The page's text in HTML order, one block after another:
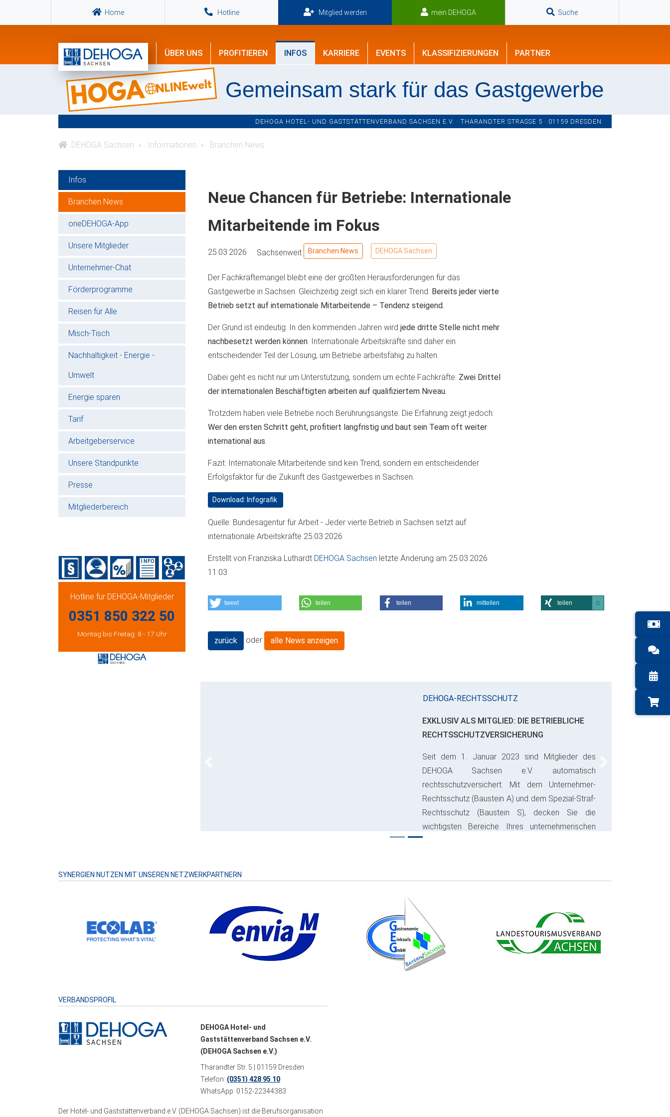
Home Hotline Mitglied werden mein DEHOGA Suche
ÜBER UNS PROFITIEREN INFOS KARRIERE EVENTS KLASSIFIZIERUNGEN PARTNER
Gemeinsam stark für das Gastgewerbe
DEHOGA HOTEL- UND GASTSTÄTTENVERBAND SACHSEN E.V. · THARANDTER STRASSE 5 · 01159 DRESDEN
DEHOGA Sachsen Informationen Branchen News
Infos
Branchen News
oneDEHOGA-App
Unsere Mitglieder
Unternehmer-Chat
Förderprogramme
Reisen für Alle
Misch-Tisch
Nachhaltigkeit - Energie -
Umwelt
Energie sparen
Tarif
Arbeitgeberservice
Unsere Standpunkte
Presse
Mitgliederbereich
Hotline für DEHOGA-Mitglieder
0351 850 322 50
Montag bis Freitag: 8 - 17 Uhr
Neue Chancen für Betriebe: Internationale
Mitarbeitende im Fokus
25.03.2026 Sachsenweit Branchen News DEHOGA Sachsen
Der Fachkräftemangel bleibt eine der größten Herausforderungen für das
Gastgewerbe in Sachsen. Gleichzeitig zeigt sich ein klarer Trend: Bereits jeder vierte
Betrieb setzt auf internationale Mitarbeitende – Tendenz steigend.
Der Grund ist eindeutig: In den kommenden Jahren wird jede dritte Stelle nicht mehr
nachbesetzt werden können . Internationale Arbeitskräfte sind daher ein
entscheidender Teil der Lösung, um Betriebe arbeitsfähig zu halten.
Dabei geht es nicht nur um Unterstützung, sondern um echte Fachkräfte: Zwei Drittel
der internationalen Beschäftigten arbeiten auf qualifiziertem Niveau.
Trotzdem haben viele Betriebe noch Berührungsängste. Die Erfahrung zeigt jedoch:
Wer den ersten Schritt geht, profitiert langfristig und baut sein Team oft weiter
international aus
Fazit: Internationale Mitarbeitende sind kein Trend, sondern ein entscheidender
Erfolgsfaktor für die Zukunft des Gastgewerbes in Sachsen.
Download: Infografik
Quelle: Bundesagentur für Arbeit - Jeder vierte Betrieb in Sachsen setzt auf
internationale Arbeitskräfte 25.03.2026
Erstellt von Franziska Luthardt DEHOGA Sachsen letzte Änderung am 25.03.2026
11:03
tweet teilen teilen mitteilen teilen 0
zurück oder alle News anzeigen
DEHOGA-RECHTSSCHUTZ
EXKLUSIV ALS MITGLIED: DIE BETRIEBLICHE
RECHTSSCHUTZVERSICHERUNG
Seit dem 1. Januar 2023 sind Mitglieder des
DEHOGA Sachsen e.V. automatisch
rechtsschutzversichert. Mit dem Unternehmer-
Rechtsschutz (Baustein A) und dem Spezial-Straf-
Rechtsschutz (Baustein S), decken Sie die
wichtigsten Bereiche Ihres unternehmerischen
Risikos ab und sparen bares Geld.
SYNERGIEN NUTZEN MIT UNSEREN NETZWERKPARTNERN
VERBANDSPROFIL
DEHOGA Hotel- und
Gaststättenverband Sachsen e.V.
(DEHOGA Sachsen e.V.)
Tharandter Str. 5 | 01159 Dresden
Telefon: (0351) 428 95 10
WhatsApp: 0152-22344383
Der Hotel- und Gaststättenverband e.V. (DEHOGA Sachsen) ist die Berufsorganisation